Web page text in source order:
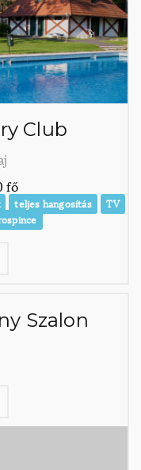
Club
fő
teljes hangosítás
TV
Szalon